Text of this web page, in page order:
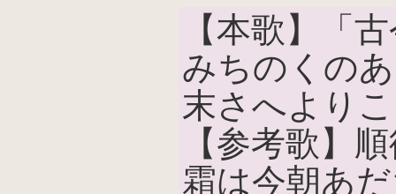
【本歌】「
みちのくの
末さへより
【参考歌】
霜は今朝あ